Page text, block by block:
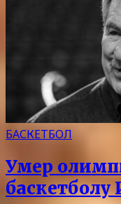
БАСКЕТБОЛ
Умер